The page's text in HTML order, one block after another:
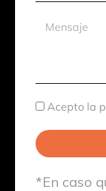
Mensaje
Aceptación
Acepto la
*En caso